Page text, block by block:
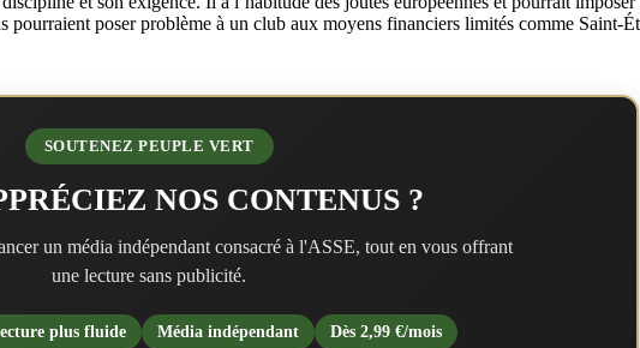
poser problème à un club aux moyens financiers limités comme Saint-
SOUTENEZ PEUPLE VERT
NOS CONTENUS ?
un média indépendant consacré à l'ASSE, tout en vous offrant
une lecture sans publicité.
plus fluide Média indépendant Dès 2,99 €/mois